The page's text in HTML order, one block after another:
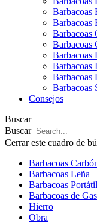
Barbacoas
Barbacoas
Barbacoas
Barbacoas
Barbacoas
Barbacoas
Barbacoas
Consejos
Buscar
Buscar
Cerrar este cuadro de
Barbacoas
Barbacoas Leña
Barbacoas
Barbacoas de Gas
Hierro
Obra